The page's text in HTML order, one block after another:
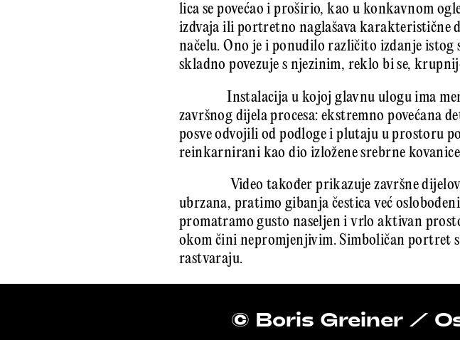
lica se povećao i proširio, kao u konkavnom
izdvaja ili portretno naglašava karakteristične
načelu. Ono je i ponudilo različito izdanje
skladno povezuje s njezinim, reklo bi se,
Instalacija u kojoj glavnu ulogu ima
završnog dijela procesa: ekstremno povećana
posve odvojili od podloge i plutaju u prostoru
reinkarnirani kao dio izložene srebrne
Video također prikazuje završne
ubrzana, pratimo gibanja čestica već
promatramo gusto naseljen i vrlo aktivan
okom čini nepromjenjivim. Simboličan portret
rastvaraju.
© Boris Greiner /